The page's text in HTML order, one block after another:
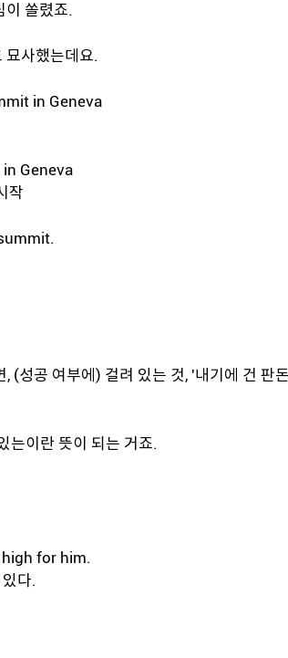
이 쏠렸죠.
사했는데요.
in Geneva
Geneva
작
성공 여부에) 걸려 있는 것, '내기에 건 판
는이란 뜻이 되는 거죠.
for him.
다.